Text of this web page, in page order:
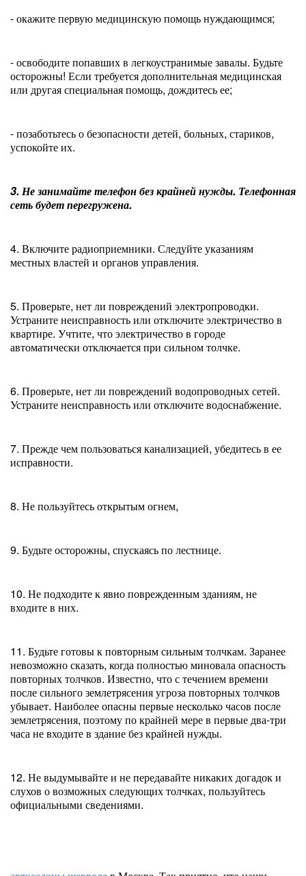
- окажите первую медицинскую помощь нуждающимся;
- освободите попавших в легкоустранимые завалы. Будьте
осторожны! Если требуется дополнительная медицинская
или другая специальная помощь, дождитесь ее;
- позаботьтесь о безопасности детей, больных, стариков,
успокойте их.
3. Не занимайте телефон без крайней нужды. Телефонная
сеть будет перегружена.
4. Включите радиоприемники. Следуйте указаниям
местных властей и органов управления.
5. Проверьте, нет ли повреждений электропроводки.
Устраните неисправность или отключите электричество в
квартире. Учтите, что электричество в городе
автоматически отключается при сильном толчке.
6. Проверьте, нет ли повреждений водопроводных сетей.
Устраните неисправность или отключите водоснабжение.
7. Прежде чем пользоваться канализацией, убедитесь в ее
исправности.
8. Не пользуйтесь открытым огнем,
9. Будьте осторожны, спускаясь по лестнице.
10. Не подходите к явно поврежденным зданиям, не
входите в них.
11. Будьте готовы к повторным сильным толчкам. Заранее
невозможно сказать, когда полностью миновала опасность
повторных толчков. Известно, что с течением времени
после сильного землетрясения угроза повторных толчков
убывает. Наиболее опасны первые несколько часов после
землетрясения, поэтому по крайней мере в первые два-три
часа не входите в здание без крайней нужды.
12. Не выдумывайте и не передавайте никаких догадок и
слухов о возможных следующих толчках, пользуйтесь
официальными сведениями.